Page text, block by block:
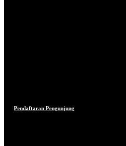
Pendaftaran Pengunjung